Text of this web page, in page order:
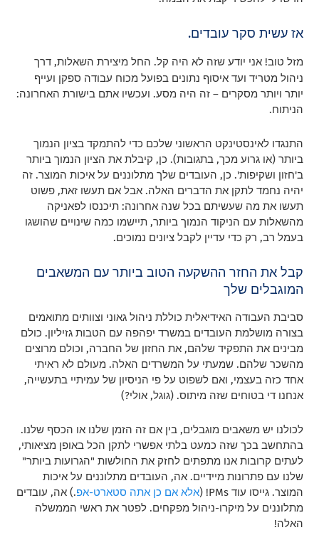
אז עשית סקר עובדים.
מזל טוב! אני יודע שזה לא היה קל. החל מיצירת השאלות, דרך
ניהול מטריד ועד איסוף נתונים בפועל מכוח עבודה ספקן ועייף
יותר ויותר מסקרים – זה היה מסע. ועכשיו אתם בישורת האחרונה:
הניתוח.
התנגדו לאינסטינקט הראשוני שלכם כדי להתמקד בציון הנמוך
ביותר (או גרוע מכך, בתגובות). כן, קיבלת את הציון הנמוך ביותר
ב'חזון ושקיפות'. כן, העובדים שלך מתלוננים על איכות המוצר. זה
יהיה נחמד לתקן את הדברים האלה. אבל אם תעשו זאת, פשוט
תעשו את מה שעשיתם בכל שנה אחרונה: תיכנסו לפאניקה
מהשאלות עם הניקוד הנמוך ביותר, תיישמו כמה שינויים שהושגו
בעמל רב, רק כדי עדיין לקבל ציונים נמוכים.
קבל את החזר ההשקעה הטוב ביותר עם המשאבים
המוגבלים שלך
סביבת העבודה האידיאלית כוללת ניהול גאוני וצוותים מתואמים
בצורה מושלמת העובדים במשרד יפהפה עם הטבות גזיליון. כולם
מבינים את התפקיד שלהם, את החזון של החברה, וכולם מרוצים
מהשכר שלהם. שמעתי על המשרדים האלה. מעולם לא ראיתי
אחד כזה בעצמי, ואם לשפוט על פי הניסיון של עמיתיי בתעשייה,
אנחנו די בטוחים שזה מיתוס. (גוגל, אולי?)
לכולנו יש משאבים מוגבלים, בין אם זה הזמן שלנו או הכסף שלנו.
בהתחשב בכך שזה כמעט בלתי אפשרי לתקן הכל באופן מציאותי,
לעתים קרובות אנו מתפתים לחזק את החולשות "הגרועות ביותר"
שלנו עם פתרונות מיידיים. אה, העובדים מתלוננים על איכות
המוצר. גייסו עוד PMs! (
אלא אם כן אתה סטארט-אפ.) אה, עובדים
מתלוננים על מיקרו-ניהול מפקחים. לפטר את ראשי הממשלה
האלה!